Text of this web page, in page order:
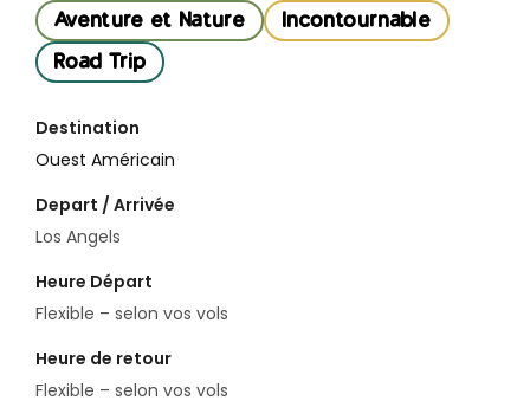
Aventure et Nature
Incontournable
Road Trip
Destination
Ouest Américain
Depart / Arrivée
Los Angels
Heure Départ
Flexible – selon vos vols
Heure de retour
Flexible – selon vos vols